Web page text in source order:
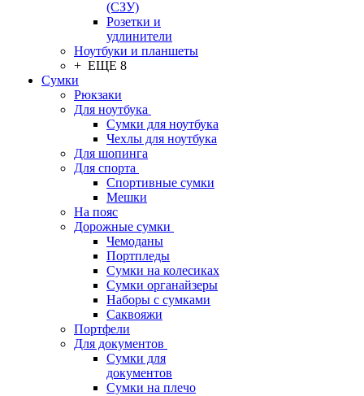
(СЗУ)
Розетки и
удлинители
Ноутбуки и планшеты
+ ЕЩЕ 8
Сумки
Рюкзаки
Для ноутбука
Сумки для ноутбука
Чехлы для ноутбука
Для шопинга
Для спорта
Спортивные сумки
Мешки
На пояс
Дорожные сумки
Чемоданы
Портпледы
Сумки на колесиках
Сумки органайзеры
Наборы с сумками
Саквояжи
Портфели
Для документов
Сумки для
документов
Сумки на плечо